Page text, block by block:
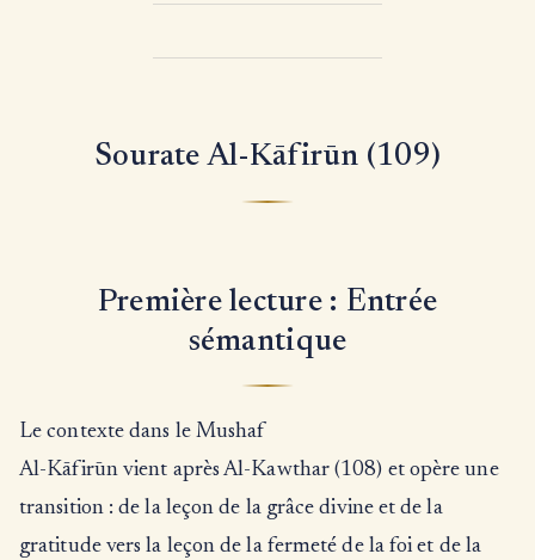
Sourate Al-Kāfirūn (109)
Première lecture : Entrée
sémantique
Le contexte dans le Mushaf
Al-Kāfirūn vient après Al-Kawthar (108) et opère une
transition : de la leçon de la grâce divine et de la
gratitude vers la leçon de la fermeté de la foi et de la